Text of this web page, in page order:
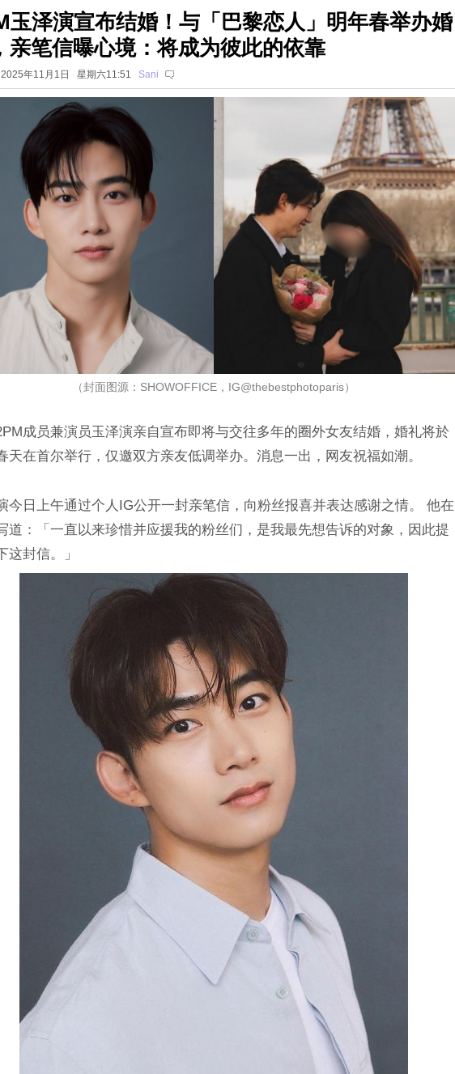
玉泽演宣布结婚！与「巴黎恋人」明年春举办婚
亲笔信曝心境：将成为彼此的依靠
年11月1日 星期六11:51 Sani
（封面图源：SHOWOFFICE，IG@thebestphotoparis）
成员兼演员玉泽演亲自宣布即将与交往多年的圈外女友结婚，婚礼将於
天在首尔举行，仅邀双方亲友低调举办。消息一出，网友祝福如潮。
今日上午通过个人IG公开一封亲笔信，向粉丝报喜并表达感谢之情。 他在
道：「一直以来珍惜并应援我的粉丝们，是我最先想告诉的对象，因此提
这封信。」